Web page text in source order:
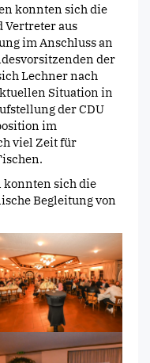
konnten sich die
Vertreter aus
im Anschluss an
der
Lechner nach
Situation in
der CDU
im
viel Zeit für
konnten sich die
Begleitung von